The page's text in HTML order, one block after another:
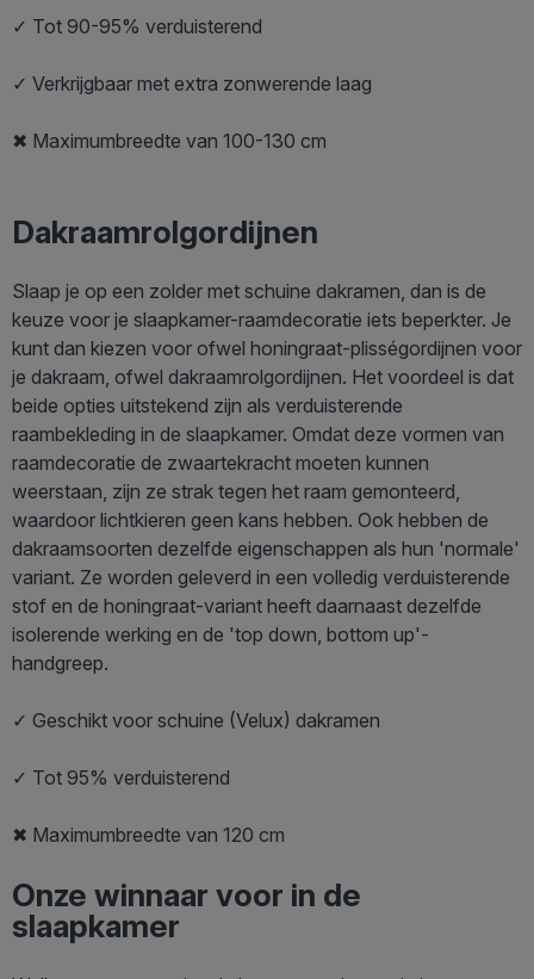
✓ Tot 90-95% verduisterend
✓ Verkrijgbaar met extra zonwerende laag
✖ Maximumbreedte van 100-130 cm
Dakraamrolgordijnen
Slaap je op een zolder met schuine dakramen, dan is de
keuze voor je slaapkamer-raamdecoratie iets beperkter. Je
kunt dan kiezen voor ofwel honingraat-plisségordijnen voor
je dakraam, ofwel dakraamrolgordijnen. Het voordeel is dat
beide opties uitstekend zijn als verduisterende
raambekleding in de slaapkamer. Omdat deze vormen van
raamdecoratie de zwaartekracht moeten kunnen
weerstaan, zijn ze strak tegen het raam gemonteerd,
waardoor lichtkieren geen kans hebben. Ook hebben de
dakraamsoorten dezelfde eigenschappen als hun 'normale'
variant. Ze worden geleverd in een volledig verduisterende
stof en de honingraat-variant heeft daarnaast dezelfde
isolerende werking en de 'top down, bottom up'-
handgreep.
✓ Geschikt voor schuine (Velux) dakramen
✓ Tot 95% verduisterend
✖ Maximumbreedte van 120 cm
Onze winnaar voor in de
slaapkamer